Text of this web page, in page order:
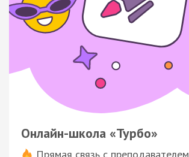
Онлайн-школа «Турбо»